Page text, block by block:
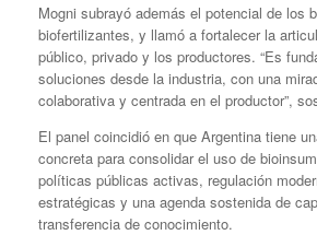
Mogni subrayó además el potencial de los
biofertilizantes, y llamó a fortalecer la
público, privado y los productores. “Es
soluciones desde la industria, con una
colaborativa y centrada en el productor”,
El panel coincidió en que Argentina tiene
concreta para consolidar el uso de
políticas públicas activas, regulación
estratégicas y una agenda sostenida de
transferencia de conocimiento.